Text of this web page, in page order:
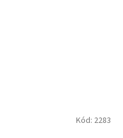
Kód: 2283